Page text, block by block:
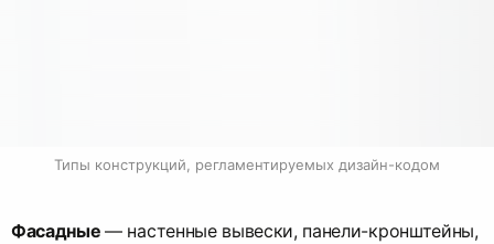
Типы конструкций, регламентируемых дизайн-кодом
Фасадные— настенные вывески, панели-кронштейны,